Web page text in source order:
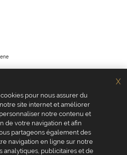
Entremets San Valentino
pour nous assurer du
site internet et améliorer
notre contenu et
de votre navigation et afin
partageons également des
navigation en ligne sur notre
analytiques, publicitaires et de
X